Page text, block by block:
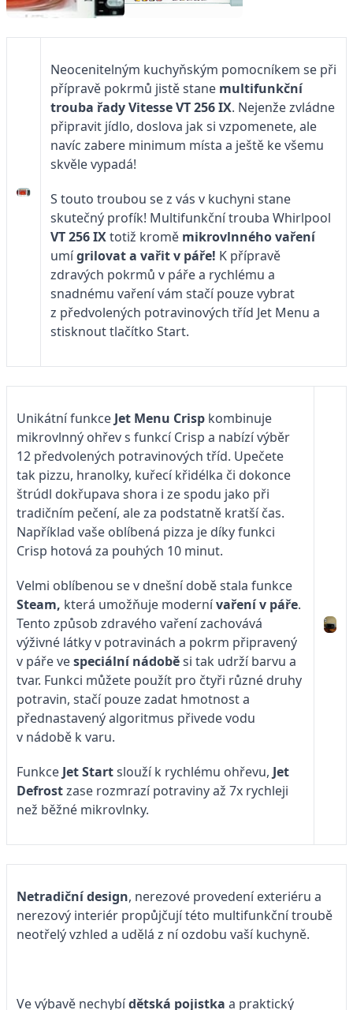
Neocenitelným kuchyňským pomocníkem se při
přípravě pokrmů jistě stane multifunkční
trouba řady Vitesse VT 256 IX. Nejenže zvládne
připravit jídlo, doslova jak si vzpomenete, ale
navíc zabere minimum místa a ještě ke všemu
skvěle vypadá!
S touto troubou se z vás v kuchyni stane
skutečný profík! Multifunkční trouba Whirlpool
VT 256 IXtotiž kromě mikrovlnného vaření
umígrilovat a vařit v páře! K přípravě
zdravých pokrmů v páře a rychlému a
snadnému vaření vám stačí pouze vybrat
z předvolených potravinových tříd Jet Menu a
stisknout tlačítko Start.
Unikátní funkce Jet Menu Crisp kombinuje
mikrovlnný ohřev s funkcí Crisp a nabízí výběr
12 předvolených potravinových tříd. Upečete
tak pizzu, hranolky, kuřecí křidélka či dokonce
štrúdl dokřupava shora i ze spodu jako při
tradičním pečení, ale za podstatně kratší čas.
Například vaše oblíbená pizza je díky funkci
Crisp hotová za pouhých 10 minut.
Velmi oblíbenou se v dnešní době stala funkce
Steam, která umožňuje modernívaření v páře.
Tento způsob zdravého vaření zachovává
výživné látky v potravinách a pokrm připravený
v páře vespeciální nádoběsi tak udrží barvu a
tvar. Funkci můžete použít pro čtyři různé druhy
potravin, stačí pouze zadat hmotnost a
přednastavený algoritmus přivede vodu
v nádobě k varu.
Funkce Jet Startslouží k rychlému ohřevu, Jet
Defrostzase rozmrazí potraviny až 7x rychleji
než běžné mikrovlnky.
Netradiční design, nerezové provedení exteriéru a
nerezový interiér propůjčují této multifunkční troubě
neotřelý vzhled a udělá z ní ozdobu vaší kuchyně.
Ve výbavě nechybídětská pojistka a praktický